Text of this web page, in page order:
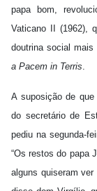
papa bom,
Vaticano II (1962),
doutrina social
a Pacem in Terris.
A suposição de
do secretário de
pediu na segunda-
“Os restos do papa
alguns quiseram